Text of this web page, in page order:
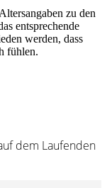
zu den
entsprechende
werden, dass
fühlen.
dem Laufenden